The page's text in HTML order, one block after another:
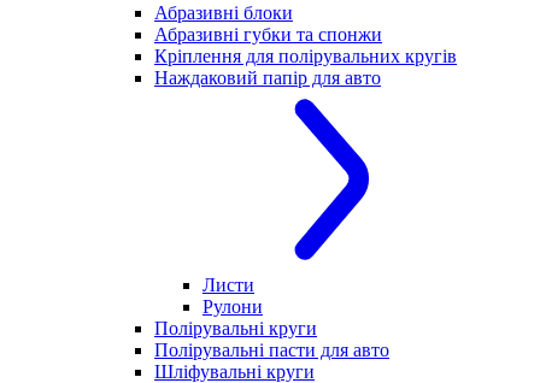
Абразивні блоки
Абразивні губки та спонжи
Кріплення для полірувальних кругів
Наждаковий папір для авто
Листи
Рулони
Полірувальні круги
Полірувальні пасти для авто
Шліфувальні круги